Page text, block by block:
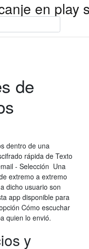
en play
de
dentro de una
rápida de Texto
- Selección Una
extremo a extremo
dicho usuario son
app disponible para
Cómo escuchar
quien lo envió.
y